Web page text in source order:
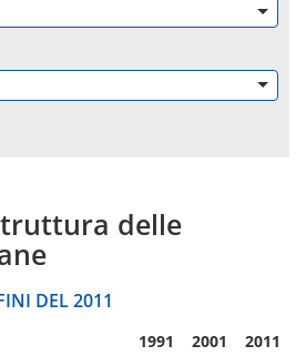
delle
DEL 2011
1991 2001 2011